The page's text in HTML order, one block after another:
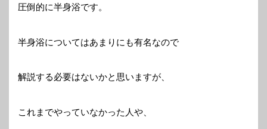
圧倒的に半身浴です。
半身浴についてはあまりにも有名なので
解説する必要はないかと思いますが、
これまでやっていなかった人や、